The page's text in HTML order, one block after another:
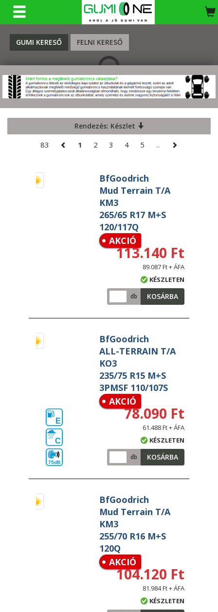
GUMI KERESŐ FELNI KERESŐ
KERESÉS
Rendezés: Készlet
83 1 2 3 4 5 ...
BfGoodrich
Mud Terrain T/A
KM3
265/65 R17 M+S
120/117Q
AKCIÓ
113.140 Ft
89.087 Ft + ÁFA
KÉSZLETEN
db KOSÁRBA
BfGoodrich
ALL-TERRAIN T/A
KO3
235/75 R15 M+S
3PMSF 110/107S
AKCIÓ
E
C
75dB
78.090 Ft
61.488 Ft + ÁFA
KÉSZLETEN
db KOSÁRBA
BfGoodrich
Mud Terrain T/A
KM3
255/70 R16 M+S
120Q
AKCIÓ
104.120 Ft
81.984 Ft + ÁFA
KÉSZLETEN